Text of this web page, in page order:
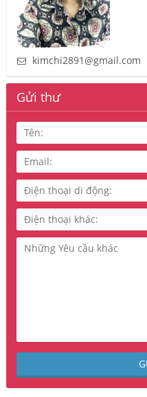
kimchi2891@gmail.com
Gửi thư